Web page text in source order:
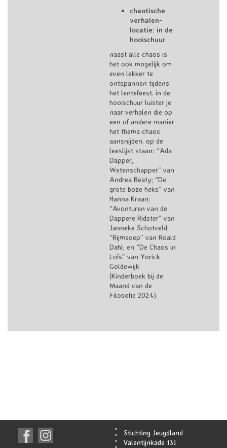
chaotische
verhalen-
locatie: in de
hooischuur
naast alle chaos is
het ook mogelijk om
even lekker te
ontspannen tijdens
het lentefeest. in de
hooischuur luister je
naar verhalen die op
een of andere manier
het thema chaos
aansnijden. op de
leeslijst staan: “Ada
Dapper,
Wetenschapper” van
Andrea Beaty; “De
grote boze heks” van
Hanna Kraan;
“Avonturen van de
Dappere Ridster” van
Janneke Schotveld;
“Rijmsoep” van Roald
Dahl; en “De Chaos in
Loïs” van Yorick
Goldewijk
(Kinderboek bij de
Maand van de
Filosofie 2024).
Stichting Jeugdland
Valentijnkade 131